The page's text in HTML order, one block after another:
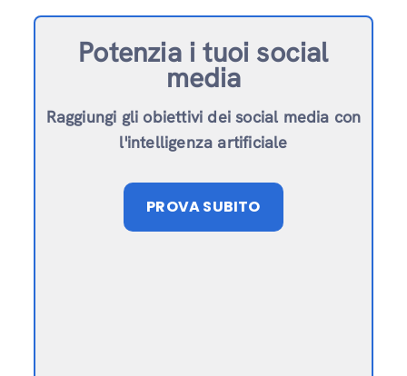
Potenzia i tuoi social
media
Raggiungi gli obiettivi dei social media con
l'intelligenza artificiale
PROVA SUBITO